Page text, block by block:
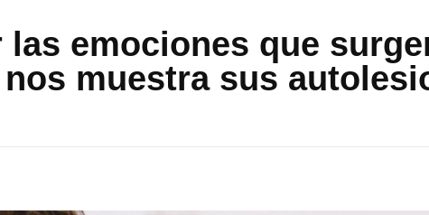
emociones que
nos muestra sus